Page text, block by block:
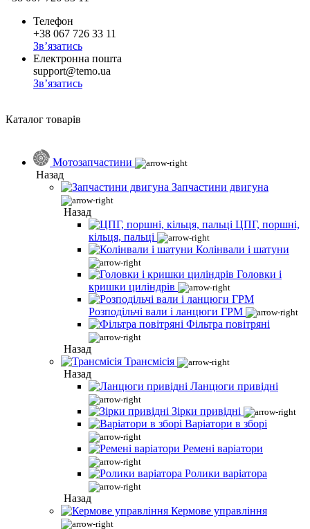
Телефон
+38 067 726 33 11
Зв’язатись
Електронна пошта
support@temo.ua
Зв’язатись
Каталог товарів
Мотозапчастини
Назад
Запчастини двигуна
Назад
ЦПГ, поршні,
кільця, пальці
Колінвали і шатуни
Головки і
кришки циліндрів
Розподільчі вали і ланцюги ГРМ
Фільтра повітряні
Назад
Трансмісія
Назад
Ланцюги привідні
Зірки привідні
Варіатори в зборі
Ремені варіатори
Ролики варіатора
Назад
Кермове управління